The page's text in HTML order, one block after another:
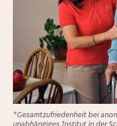
*Gesamtzufriedenheit bei